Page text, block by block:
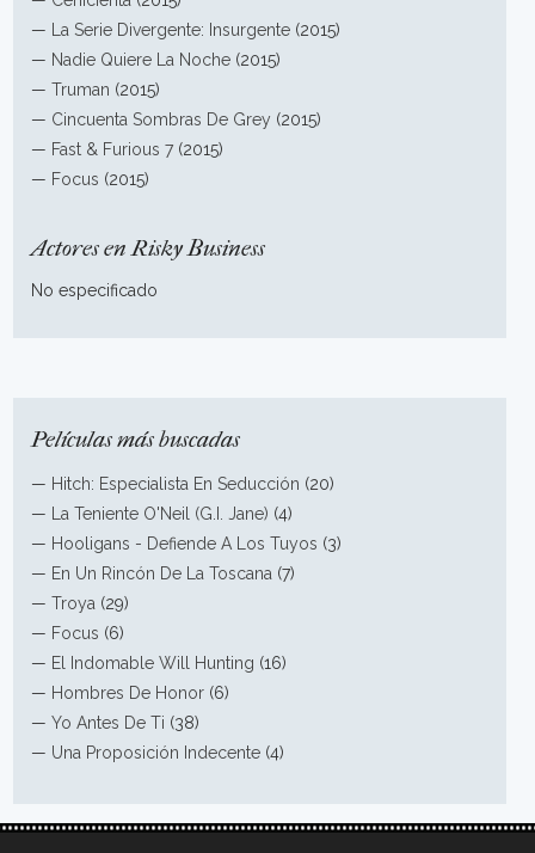
—
La Serie Divergente: Insurgente (2015)
— Nadie Quiere La Noche (2015)
—Truman (2015)
— Cincuenta Sombras De Grey (2015)
— Fast & Furious 7 (2015)
— Focus (2015)
Actores en Risky Business
No especificado
Películas más buscadas
— Hitch: Especialista En Seducción (20)
—
La Teniente O'Neil (G.I. Jane) (4)
— Hooligans - Defiende A Los Tuyos (3)
— En Un Rincón De La Toscana (7)
—Troya (29)
— Focus (6)
— El Indomable Will Hunting (16)
— Hombres De Honor (6)
—Yo Antes De Ti (38)
— Una Proposición Indecente (4)